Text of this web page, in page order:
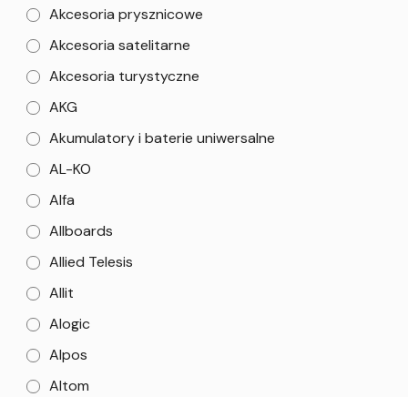
Akcesoria prysznicowe
Akcesoria satelitarne
Akcesoria turystyczne
AKG
Akumulatory i baterie uniwersalne
AL-KO
Alfa
Allboards
Allied Telesis
Allit
Alogic
Alpos
Altom